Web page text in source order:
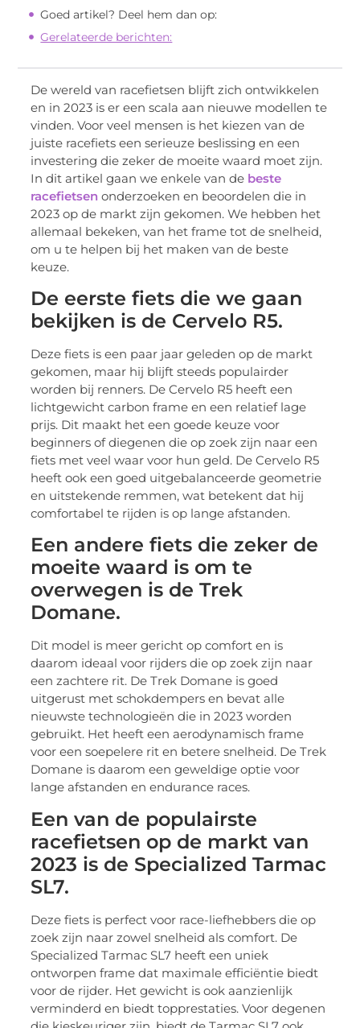
Goed artikel? Deel hem dan op:
Gerelateerde berichten:
De wereld van racefietsen blijft zich ontwikkelen
en in 2023 is er een scala aan nieuwe modellen te
vinden. Voor veel mensen is het kiezen van de
juiste racefiets een serieuze beslissing en een
investering die zeker de moeite waard moet zijn.
In dit artikel gaan we enkele van de beste
racefietsen onderzoeken en beoordelen die in
2023 op de markt zijn gekomen. We hebben het
allemaal bekeken, van het frame tot de snelheid,
om u te helpen bij het maken van de beste
keuze.
De eerste fiets die we gaan
bekijken is de Cervelo R5.
Deze fiets is een paar jaar geleden op de markt
gekomen, maar hij blijft steeds populairder
worden bij renners. De Cervelo R5 heeft een
lichtgewicht carbon frame en een relatief lage
prijs. Dit maakt het een goede keuze voor
beginners of diegenen die op zoek zijn naar een
fiets met veel waar voor hun geld. De Cervelo R5
heeft ook een goed uitgebalanceerde geometrie
en uitstekende remmen, wat betekent dat hij
comfortabel te rijden is op lange afstanden.
Een andere fiets die zeker de
moeite waard is om te
overwegen is de Trek
Domane.
Dit model is meer gericht op comfort en is
daarom ideaal voor rijders die op zoek zijn naar
een zachtere rit. De Trek Domane is goed
uitgerust met schokdempers en bevat alle
nieuwste technologieën die in 2023 worden
gebruikt. Het heeft een aerodynamisch frame
voor een soepelere rit en betere snelheid. De Trek
Domane is daarom een geweldige optie voor
lange afstanden en endurance races.
Een van de populairste
racefietsen op de markt van
2023 is de Specialized Tarmac
SL7.
Deze fiets is perfect voor race-liefhebbers die op
zoek zijn naar zowel snelheid als comfort. De
Specialized Tarmac SL7 heeft een uniek
ontworpen frame dat maximale efficiëntie biedt
voor de rijder. Het gewicht is ook aanzienlijk
verminderd en biedt topprestaties. Voor degenen